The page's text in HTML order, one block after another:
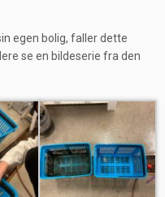
egen bolig, faller dette
se en bildeserie fra den